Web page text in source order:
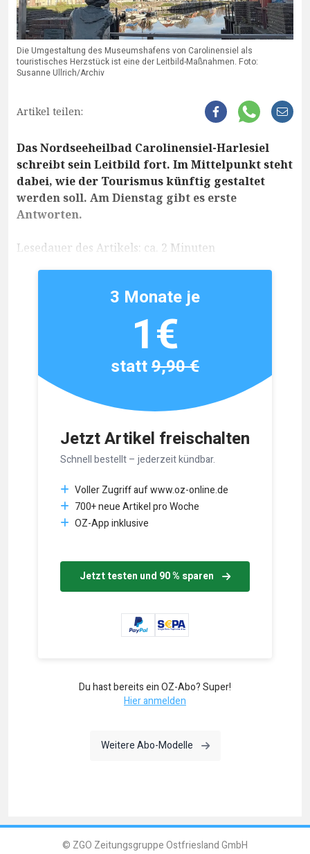
Die Umgestaltung des Museumshafens von Carolinensiel als
touristisches Herzstück ist eine der Leitbild-Maßnahmen. Foto:
Susanne Ullrich/Archiv
Artikel teilen:
Das Nordseeheilbad Carolinensiel-Harlesiel
schreibt sein Leitbild fort. Im Mittelpunkt steht
dabei, wie der Tourismus künftig gestaltet
werden soll. Am Dienstag gibt es erste
Antworten.
Lesedauer des Artikels: ca. 2 Minuten
Jetzt Artikel freischalten
Schnell bestellt – jederzeit kündbar.
Voller Zugriff auf www.oz-online.de
700+ neue Artikel pro Woche
OZ-App inklusive
Jetzt testen und 90 % sparen
3 Monate je
1€
statt9,90 €
Du hast bereits ein OZ-Abo? Super!
Hier anmelden
Weitere Abo-Modelle
© ZGO Zeitungsgruppe Ostfriesland GmbH